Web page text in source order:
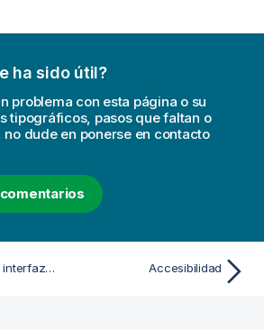
ha sido útil?
problema con esta página o su
tipográficos, pasos que faltan o
dude en ponerse en contacto
Interactuar con la interfaz de usuario Accesibilidad